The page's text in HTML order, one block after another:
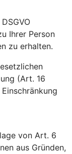
Ihrer Person
zu erhalten.
(Art. 16
von Art. 6
aus Gründen,